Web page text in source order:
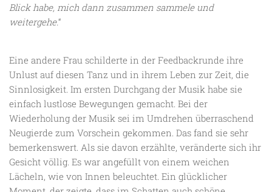
Blick habe, mich dann zusammen sammele und
weitergehe.“
Eine andere Frau schilderte in der Feedbackrunde ihre
Unlust auf diesen Tanz und in ihrem Leben zur Zeit, die
Sinnlosigkeit. Im ersten Durchgang der Musik habe sie
einfach lustlose Bewegungen gemacht. Bei der
Wiederholung der Musik sei im Umdrehen überraschend
Neugierde zum Vorschein gekommen. Das fand sie sehr
bemerkenswert. Als sie davon erzählte, veränderte sich ihr
Gesicht völlig. Es war angefüllt von einem weichen
Lächeln, wie von Innen beleuchtet. Ein glücklicher